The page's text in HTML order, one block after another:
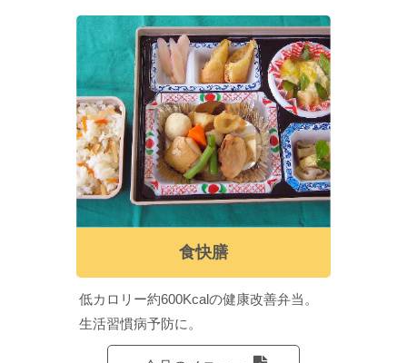
食快膳
低カロリー約600Kcalの健康改善弁当。
生活習慣病予防に。